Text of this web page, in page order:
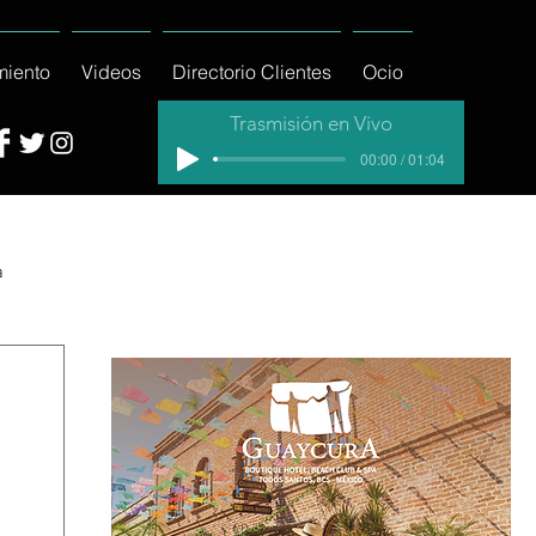
Videos Directorio Clientes Ocio
Trasmisión en Vivo
00:00 / 01:04